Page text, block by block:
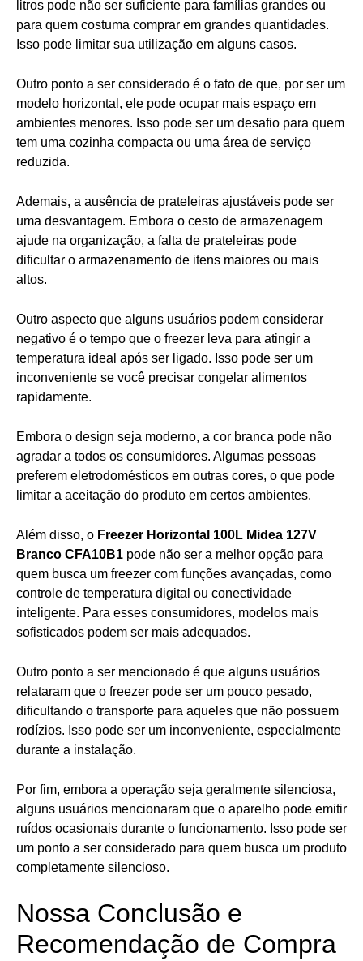
litros pode não ser suficiente para famílias grandes ou
para quem costuma comprar em grandes quantidades.
Isso pode limitar sua utilização em alguns casos.
Outro ponto a ser considerado é o fato de que, por ser um
modelo horizontal, ele pode ocupar mais espaço em
ambientes menores. Isso pode ser um desafio para quem
tem uma cozinha compacta ou uma área de serviço
reduzida.
Ademais, a ausência de prateleiras ajustáveis pode ser
uma desvantagem. Embora o cesto de armazenagem
ajude na organização, a falta de prateleiras pode
dificultar o armazenamento de itens maiores ou mais
altos.
Outro aspecto que alguns usuários podem considerar
negativo é o tempo que o freezer leva para atingir a
temperatura ideal após ser ligado. Isso pode ser um
inconveniente se você precisar congelar alimentos
rapidamente.
Embora o design seja moderno, a cor branca pode não
agradar a todos os consumidores. Algumas pessoas
preferem eletrodomésticos em outras cores, o que pode
limitar a aceitação do produto em certos ambientes.
Além disso, o Freezer Horizontal 100L Midea 127V
Branco CFA10B1 pode não ser a melhor opção para
quem busca um freezer com funções avançadas, como
controle de temperatura digital ou conectividade
inteligente. Para esses consumidores, modelos mais
sofisticados podem ser mais adequados.
Outro ponto a ser mencionado é que alguns usuários
relataram que o freezer pode ser um pouco pesado,
dificultando o transporte para aqueles que não possuem
rodízios. Isso pode ser um inconveniente, especialmente
durante a instalação.
Por fim, embora a operação seja geralmente silenciosa,
alguns usuários mencionaram que o aparelho pode emitir
ruídos ocasionais durante o funcionamento. Isso pode ser
um ponto a ser considerado para quem busca um produto
completamente silencioso.
Nossa Conclusão e
Recomendação de Compra